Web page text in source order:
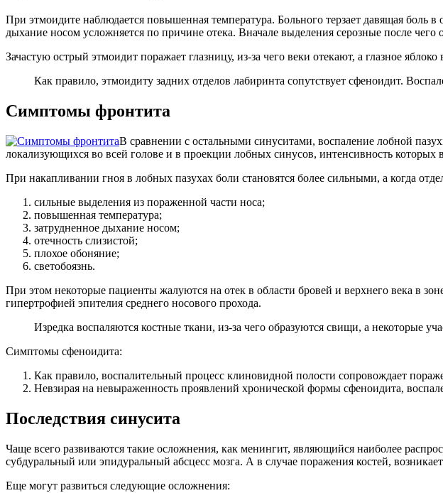
При этмоидите наблюдается повышенная температура. Больного терзает давящая боль
дыхание носом усложняется по причине отека. Вначале выделения серозные после чего
Зачастую острый этмоидит поражает глазницу, из-за чего веки отекают, а глазное
Как правило, этмоидиту задних отделов лабиринта сопутствует сфеноидит.
Симптомы фронтита
В сравнении с остальными синуситами, воспаление лобной
локализующихся во всей голове и в проекции лобных синусов, интенсивность которых
При накапливании гноя в лобных пазухах боли становятся более сильными, а когда
сильные выделения из пораженной части носа;
повышенная температура;
затрудненное дыхание носом;
отечность слизистой;
плохое обоняние;
светобоязнь.
При этом некоторые пациенты жалуются на отек в области бровей и верхнего века в
гипертрофией эпителия среднего носового прохода.
Изредка воспаляются костные ткани, из-за чего образуются свищи, а некоторые
Симптомы сфеноидита:
Как правило, воспалительный процесс клиновидной полости сопровождает
Невзирая на невыраженность проявлений хронической формы сфеноидита,
Последствия синусита
Чаще всего развиваются такие осложнения, как менингит, являющийся наиболее
субдуральный или эпидуральный абсцесс мозга. А в случае поражения костей,
Еще могут развиться следующие осложнения: